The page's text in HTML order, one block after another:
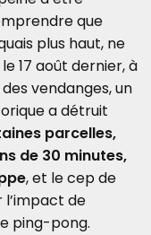
que
plus haut, ne
17 août dernier, à
vendanges, un
a détruit
parcelles,
de 30 minutes,
, et le cep de
de
ping-pong.